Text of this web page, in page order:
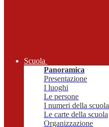
Scuola
Panoramica
Presentazione
I luoghi
Le persone
I numeri della scuola
Le carte della scuola
Organizzazione